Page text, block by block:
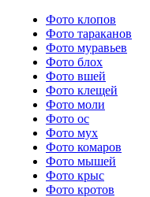
Фото клопов
Фото тараканов
Фото муравьев
Фото блох
Фото вшей
Фото клещей
Фото моли
Фото ос
Фото мух
Фото комаров
Фото мышей
Фото крыс
Фото кротов